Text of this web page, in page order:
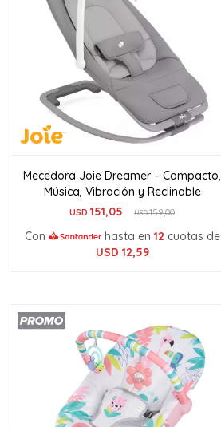
Mecedora Joie Dreamer – Compacto,
Música, Vibración y Reclinable
USD 151,05 USD159,00
Con hasta en 12 cuotas de
USD 12,59